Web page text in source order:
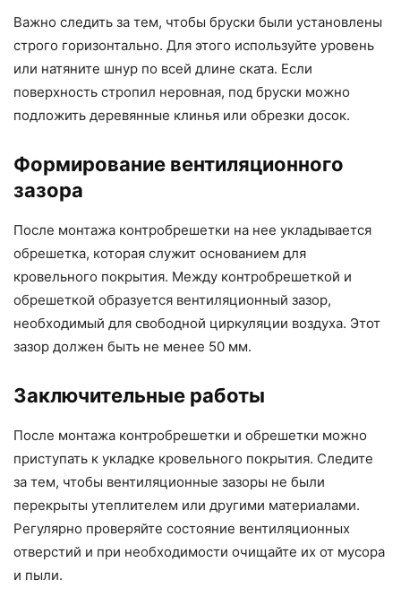
Важно следить за тем, чтобы бруски были установлены
строго горизонтально. Для этого используйте уровень
или натяните шнур по всей длине ската. Если
поверхность стропил неровная, под бруски можно
подложить деревянные клинья или обрезки досок.
Формирование вентиляционного
зазора
После монтажа контробрешетки на нее укладывается
обрешетка, которая служит основанием для
кровельного покрытия. Между контробрешеткой и
обрешеткой образуется вентиляционный зазор,
необходимый для свободной циркуляции воздуха. Этот
зазор должен быть не менее 50 мм.
Заключительные работы
После монтажа контробрешетки и обрешетки можно
приступать к укладке кровельного покрытия. Следите
за тем, чтобы вентиляционные зазоры не были
перекрыты утеплителем или другими материалами.
Регулярно проверяйте состояние вентиляционных
отверстий и при необходимости очищайте их от мусора
и пыли.